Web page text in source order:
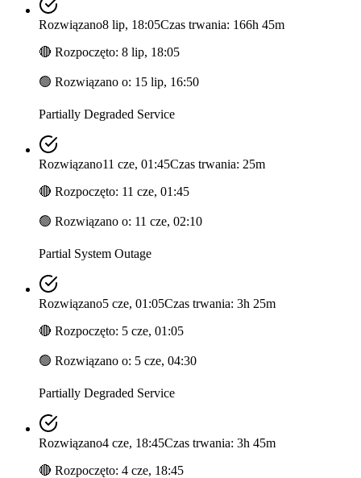
Rozwiązano8 lip, 18:05Czas trwania: 166h 45m
🔴 Rozpoczęto: 8 lip, 18:05
🟢 Rozwiązano o: 15 lip, 16:50
Partially Degraded Service
Rozwiązano11 cze, 01:45Czas trwania: 25m
🔴 Rozpoczęto: 11 cze, 01:45
🟢 Rozwiązano o: 11 cze, 02:10
Partial System Outage
Rozwiązano5 cze, 01:05Czas trwania: 3h 25m
🔴 Rozpoczęto: 5 cze, 01:05
🟢 Rozwiązano o: 5 cze, 04:30
Partially Degraded Service
Rozwiązano4 cze, 18:45Czas trwania: 3h 45m
🔴 Rozpoczęto: 4 cze, 18:45